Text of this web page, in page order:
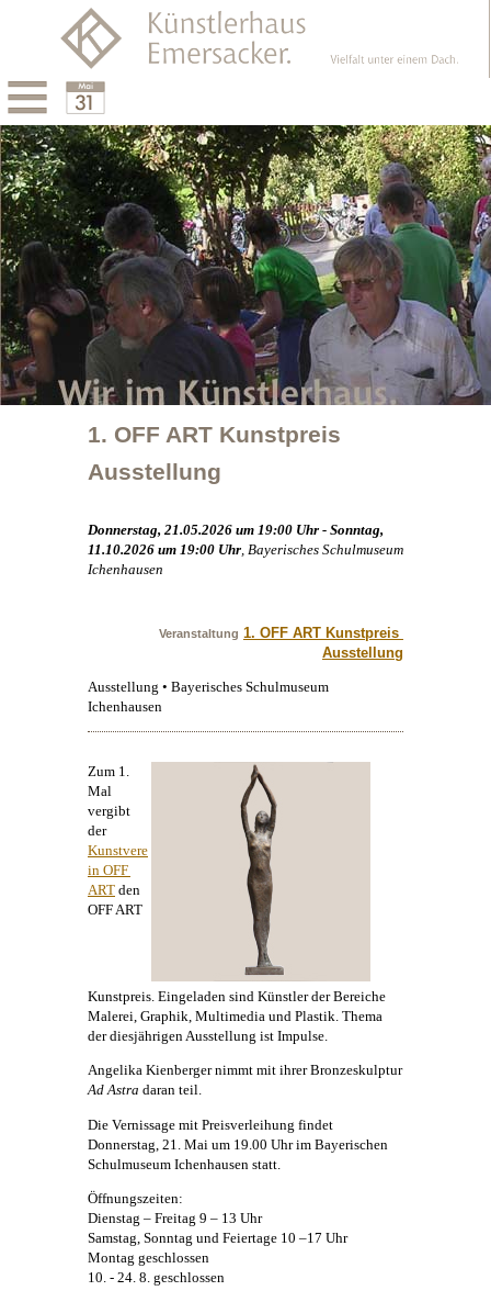
1. OFF ART Kunstpreis
Ausstellung
Donnerstag, 21.05.2026 um 19:00 Uhr - Sonntag,
11.10.2026 um 19:00 Uhr , Bayerisches Schulmuseum
Ichenhausen
Veranstaltung 1. OFF ART Kunstpreis
Ausstellung
Ausstellung • Bayerisches Schulmuseum
Ichenhausen
Zum 1.
Mal
vergibt
der
Kunstvere
in OFF
ART den
OFF ART
Kunstpreis. Eingeladen sind Künstler der Bereiche
Malerei , Graphik, Multimedia und Plastik. Thema
der diesjährigen Ausstellung ist Impulse.
Angelika Kienbergernimmt mit ihrer Bronzeskulptur
Ad Astra daran teil.
Die Vernissage mit Preisverleihung findet
Donnerstag, 21. Mai um 19.00 Uhr im Bayerischen
Schulmuseum Ichenhausen statt.
Öffnungszeiten:
Dienstag – Freitag 9 – 13 Uhr
Samstag, Sonntag und Feiertage 10 –17 Uhr
Montag geschlossen
10. - 24. 8. geschlossen